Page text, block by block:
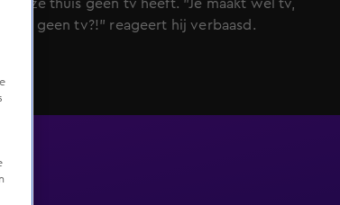
dat ze thuis geen tv heeft. "Je maakt wel tv,
kijkt geen tv?!" reageert hij verbaasd.